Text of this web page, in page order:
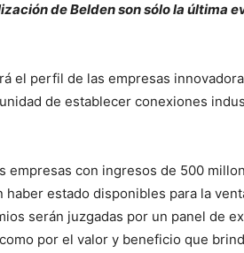
de Belden son sólo la última
el perfil de las empresas
de establecer conexiones
empresas con ingresos de 500
estado disponibles para la
serán juzgadas por un panel de
por el valor y beneficio que